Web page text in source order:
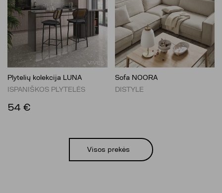
Plytelių kolekcija LUNA
ISPANIŠKOS PLYTELĖS
54 €
Sofa NOORA
DISTYLE
Visos prekės